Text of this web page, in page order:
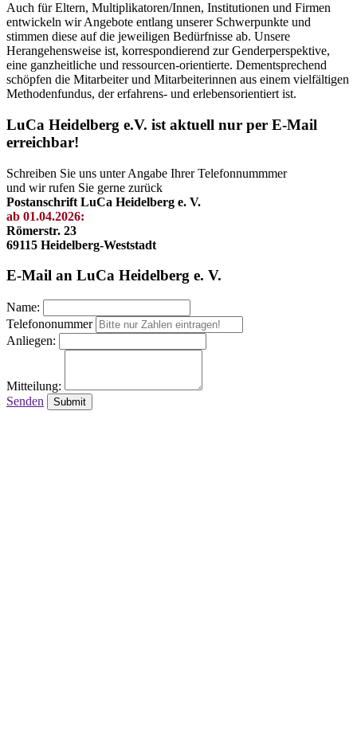
Auch für Eltern, Multiplikatoren/Innen, Institutionen und Firmen
entwickeln wir Angebote entlang unserer Schwerpunkte und
stimmen diese auf die jeweiligen Bedürfnisse ab. Unsere
Herangehensweise ist, korrespondierend zur Genderperspektive,
eine ganzheitliche und ressourcen-orientierte. Dementsprechend
schöpfen die Mitarbeiter und Mitarbeiterinnen aus einem vielfältigen
Methodenfundus, der erfahrens- und erlebensorientiert ist.
LuCa Heidelberg e.V. ist aktuell nur per E-Mail
erreichbar!
Schreiben Sie uns unter Angabe Ihrer Telefonnummmer
und wir rufen Sie gerne zurück
Postanschrift LuCa Heidelberg e. V.
ab 01.04.2026:
Römerstr. 23
69115 Heidelberg-Weststadt
E-Mail an LuCa Heidelberg e. V.
Name:
Telefononummer
Anliegen:
Mitteilung:
Senden